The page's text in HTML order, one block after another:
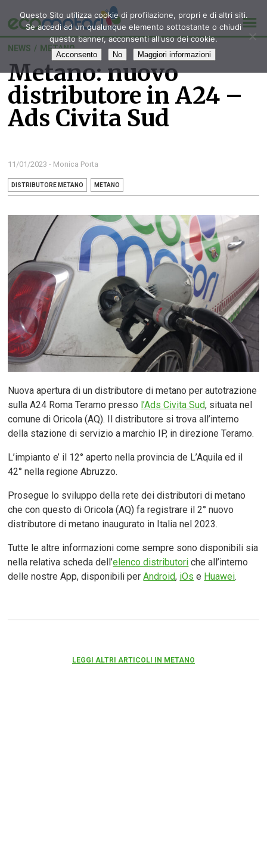
NEWS / METANO
Metano: nuovo
distributore in A24 –
Ads Civita Sud
11/01/2023 - Monica Porta
DISTRIBUTORE METANO METANO
Nuova apertura di un distributore di metano per autotrazione
sulla A24 Roma Teramo presso l’Ads Civita Sud, situata nel
comune di Oricola (AQ). Il distributore si trova all’interno
della stazione di servizio a marchio IP, in direzione Teramo.
L’impianto e’ il 12° aperto nella provincia de L’Aquila ed il
42° nella regione Abruzzo.
Prosegue lo sviluppo della rete dei distributori di metano
che con questo di Oricola (AQ) fa registrare il 2° nuovo
distributore di metano inaugurato in Italia nel 2023.
Tutte le altre informazioni come sempre sono disponibili sia
nella relativa scheda dell’elenco distributori che all’interno
delle nostre App, disponibili perAndroid, iOs e Huawei.
LEGGI ALTRI ARTICOLI IN METANO
Questo Sito utilizza cookie di profilazione, propri e di altri siti.
Se accedi ad un qualunque elemento sottostante o chiudi
questo banner, acconsenti all'uso dei cookie.
Acconsento No Maggiori informazioni